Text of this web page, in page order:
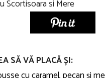
SĂ VĂ PLACĂ ȘI: